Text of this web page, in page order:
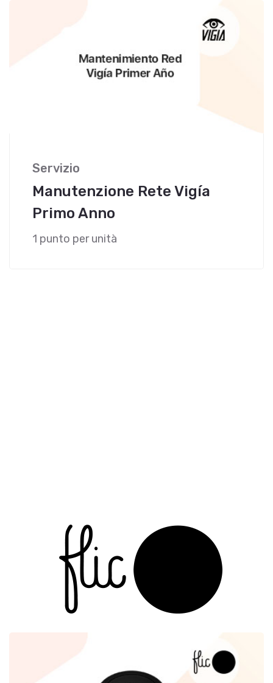
Servizio
Manutenzione Rete Vigía
Primo Anno
1 punto per unità